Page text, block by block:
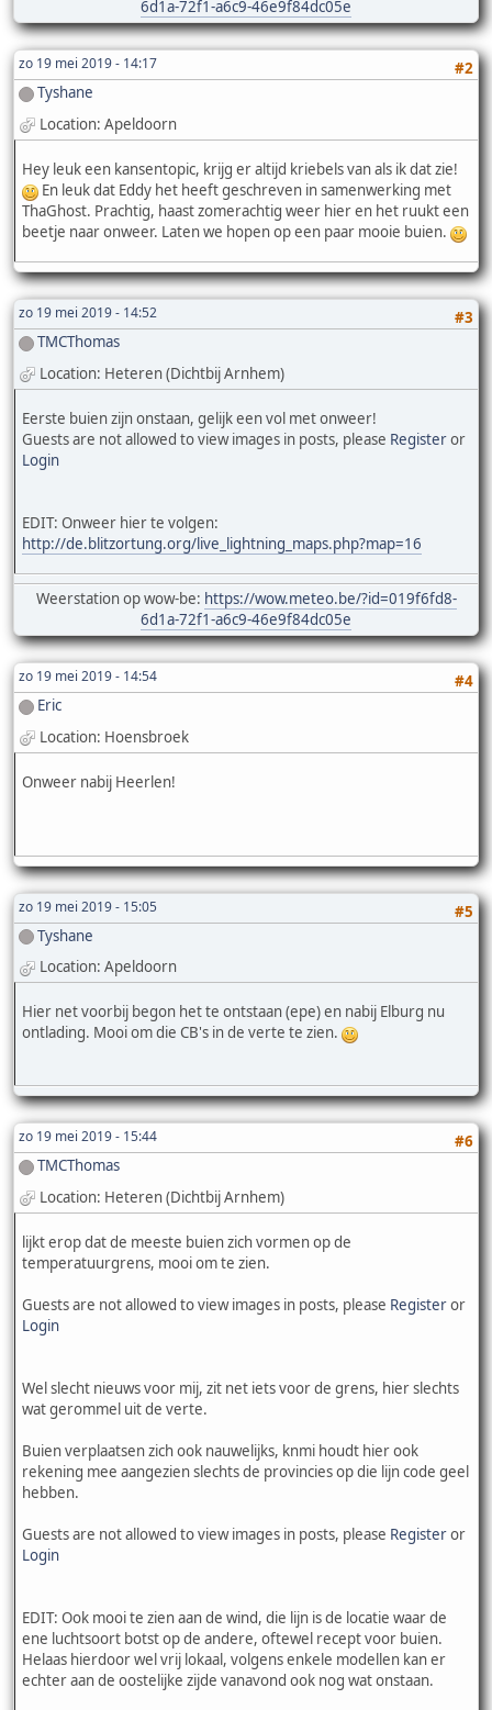
6d1a-72f1-a6c9-46e9f84dc05e
zo 19 mei 2019 - 14:17
#2
Tyshane
Location: Apeldoorn
Hey leuk een kansentopic, krijg er altijd kriebels van als ik dat zie!
En leuk dat Eddy het heeft geschreven in samenwerking met
ThaGhost. Prachtig, haast zomerachtig weer hier en het ruukt een
beetje naar onweer. Laten we hopen op een paar mooie buien.
zo 19 mei 2019 - 14:52
#3
TMCThomas
Location: Heteren (Dichtbij Arnhem)
Eerste buien zijn onstaan, gelijk een vol met onweer!
Guests are not allowed to view images in posts, please Registeror
Login
EDIT: Onweer hier te volgen:
http://de.blitzortung.org/live_lightning_maps.php?map=16
Weerstation op wow-be: https://wow.meteo.be/?id=019f6fd8-
6d1a-72f1-a6c9-46e9f84dc05e
zo 19 mei 2019 - 14:54
#4
Eric
Location: Hoensbroek
Onweer nabij Heerlen!
zo 19 mei 2019 - 15:05
#5
Tyshane
Location: Apeldoorn
Hier net voorbij begon het te ontstaan (epe) en nabij Elburg nu
ontlading. Mooi om die CB's in de verte te zien.
zo 19 mei 2019 - 15:44
#6
TMCThomas
Location: Heteren (Dichtbij Arnhem)
lijkt erop dat de meeste buien zich vormen op de
temperatuurgrens, mooi om te zien.
Guests are not allowed to view images in posts, please Registeror
Login
Wel slecht nieuws voor mij, zit net iets voor de grens, hier slechts
wat gerommel uit de verte.
Buien verplaatsen zich ook nauwelijks, knmi houdt hier ook
rekening mee aangezien slechts de provincies op die lijn code geel
hebben.
Guests are not allowed to view images in posts, please Registeror
Login
EDIT: Ook mooi te zien aan de wind, die lijn is de locatie waar de
ene luchtsoort botst op de andere, oftewel recept voor buien.
Helaas hierdoor wel vrij lokaal, volgens enkele modellen kan er
echter aan de oostelijke zijde vanavond ook nog wat onstaan.